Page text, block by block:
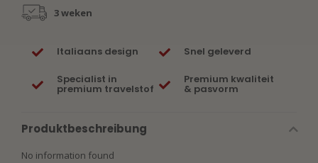
3 weken
Italiaans design Snel geleverd
Specialist in
premium travelstof
Premium kwaliteit
& pasvorm
Produktbeschreibung
No information found